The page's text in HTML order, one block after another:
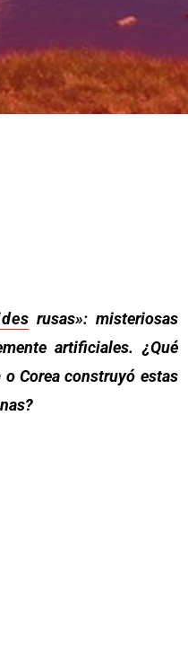
rusas»: misteriosas
artificiales. ¿Qué
Corea construyó estas